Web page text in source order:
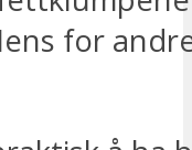
for